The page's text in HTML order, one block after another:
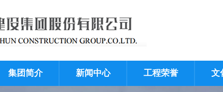
集团简介 新闻中心 工程荣誉 文